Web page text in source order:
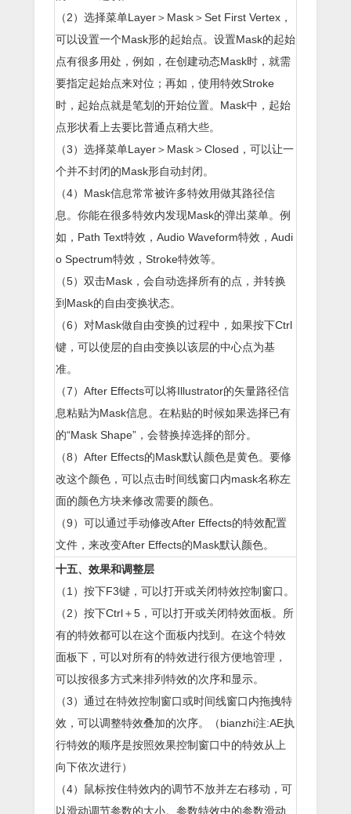
（2）选择菜单Layer＞Mask＞Set First Vertex，
可以设置一个Mask形的起始点。设置Mask的起始
点有很多用处，例如，在创建动态Mask时，就需
要指定起始点来对位；再如，使用特效Stroke
时，起始点就是笔划的开始位置。Mask中，起始
点形状看上去要比普通点稍大些。
（3）选择菜单Layer＞Mask＞Closed，可以让一
个并不封闭的Mask形自动封闭。
（4）Mask信息常常被许多特效用做其路径信
息。你能在很多特效内发现Mask的弹出菜单。例
如，Path Text特效，Audio Waveform特效，Audi
o Spectrum特效，Stroke特效等。
（5）双击Mask，会自动选择所有的点，并转换
到Mask的自由变换状态。
（6）对Mask做自由变换的过程中，如果按下Ctrl
键，可以使层的自由变换以该层的中心点为基
准。
（7）After Effects可以将Illustrator的矢量路径信
息粘贴为Mask信息。在粘贴的时候如果选择已有
的“Mask Shape”，会替换掉选择的部分。
（8）After Effects的Mask默认颜色是黄色。要修
改这个颜色，可以点击时间线窗口内mask名称左
面的颜色方块来修改需要的颜色。
（9）可以通过手动修改After Effects的特效配置
文件，来改变After Effects的Mask默认颜色。
十五、效果和调整层
（1）按下F3键，可以打开或关闭特效控制窗口。
（2）按下Ctrl＋5，可以打开或关闭特效面板。所
有的特效都可以在这个面板内找到。在这个特效
面板下，可以对所有的特效进行很方便地管理，
可以按很多方式来排列特效的次序和显示。
（3）通过在特效控制窗口或时间线窗口内拖拽特
效，可以调整特效叠加的次序。（bianzhi注:AE执
行特效的顺序是按照效果控制窗口中的特效从上
向下依次进行）
（4）鼠标按住特效内的调节不放并左右移动，可
以滑动调节参数的大小。参数特效中的参数滑动